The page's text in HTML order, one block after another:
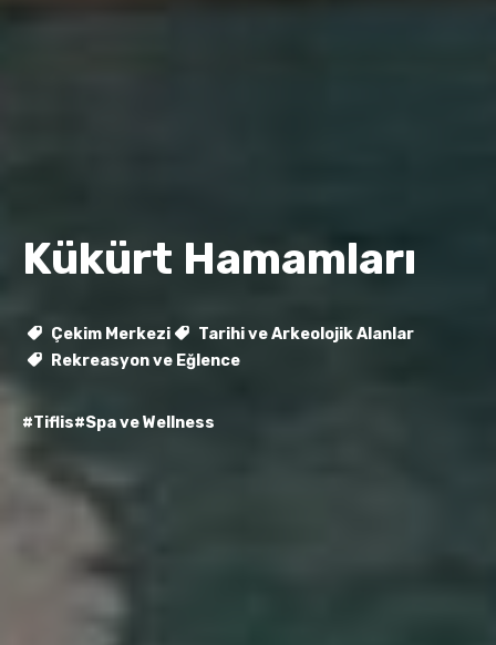
Kükürt Hamamları
Çekim Merkezi
Tarihi ve Arkeolojik Alanlar
Rekreasyon ve Eğlence
#Tiflis#Spa ve Wellness